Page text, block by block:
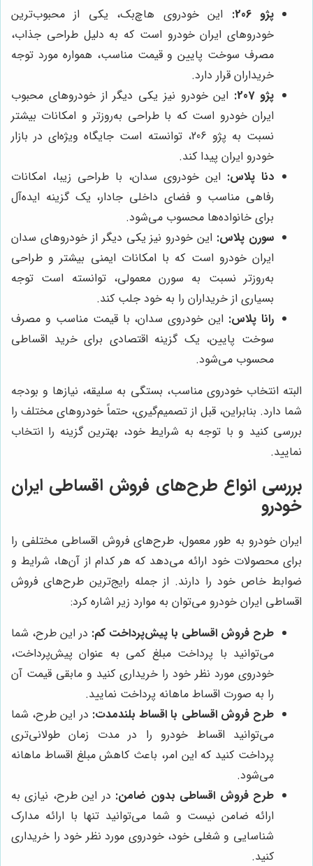
پژو 206:
این خودروی هاچ‌بک، یکی از محبوب‌ترین
خودروهای ایران خودرو است که به دلیل طراحی جذاب،
مصرف سوخت پایین و قیمت مناسب، همواره مورد توجه
خریداران قرار دارد.
پژو 207:
این خودرو نیز یکی دیگر از خودروهای محبوب
ایران خودرو است که با طراحی به‌روزتر و امکانات بیشتر
نسبت به پژو 206، توانسته است جایگاه ویژه‌ای در بازار
خودرو ایران پیدا کند.
دنا پلاس: این خودروی سدان، با طراحی زیبا، امکانات
رفاهی مناسب و فضای داخلی جادار، یک گزینه ایده‌آل
برای خانواده‌ها محسوب می‌شود.
سورن پلاس: این خودرو نیز یکی دیگر از خودروهای سدان
ایران خودرو است که با امکانات ایمنی بیشتر و طراحی
به‌روزتر نسبت به سورن معمولی، توانسته است توجه
بسیاری از خریداران را به خود جلب کند.
رانا پلاس: این خودروی سدان، با قیمت مناسب و مصرف
سوخت پایین، یک گزینه اقتصادی برای خرید اقساطی
محسوب می‌شود.
البته انتخاب خودروی مناسب، بستگی به سلیقه، نیازها و بودجه
شما دارد. بنابراین، قبل از تصمیم‌گیری، حتماً خودروهای مختلف را
بررسی کنید و با توجه به شرایط خود، بهترین گزینه را انتخاب
نمایید.
بررسی انواع طرح‌های فروش اقساطی ایران
خودرو
ایران خودرو به طور معمول، طرح‌های فروش اقساطی مختلفی را
برای محصولات خود ارائه می‌دهد که هر کدام از آن‌ها، شرایط و
ضوابط خاص خود را دارند. از جمله رایج‌ترین طرح‌های فروش
اقساطی ایران خودرو می‌توان به موارد زیر اشاره کرد:
طرح فروش اقساطی با پیش‌پرداخت کم: در این طرح، شما
می‌توانید با پرداخت مبلغ کمی به عنوان پیش‌پرداخت،
خودروی مورد نظر خود را خریداری کنید و مابقی قیمت آن
را به صورت اقساط ماهانه پرداخت نمایید.
طرح فروش اقساطی با اقساط بلندمدت: در این طرح، شما
می‌توانید اقساط خودرو را در مدت زمان طولانی‌تری
پرداخت کنید که این امر، باعث کاهش مبلغ اقساط ماهانه
می‌شود.
طرح فروش اقساطی بدون ضامن: در این طرح، نیازی به
ارائه ضامن نیست و شما می‌توانید تنها با ارائه مدارک
شناسایی و شغلی خود، خودروی مورد نظر خود را خریداری
کنید.